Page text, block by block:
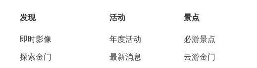
发现
即时影像
探索金门
活动
年度活动
最新消息
景点
必游景点
云游金门